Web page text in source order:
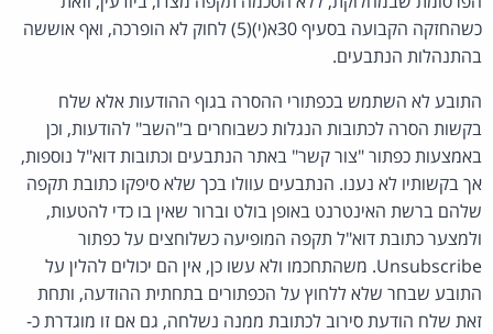
כשהחזקה הקבועה בסעיף 30א(י)(5) לחוק לא הופרכה, ואף אוששה
בהתנהלות הנתבעים.
התובע לא השתמש בכפתורי ההסרה בגוף ההודעות אלא שלח
בקשות הסרה לכתובות הנגלות כשבוחרים ב"השב" להודעות, וכן
באמצעות כפתור "צור קשר" באתר הנתבעים וכתובות דוא"ל נוספות,
אך בקשותיו לא נענו. הנתבעים עוולו בכך שלא סיפקו כתובת תקפה
שלהם ברשת האינטרנט באופן בולט וברור שאין בו כדי להטעות,
ולמצער כתובת דוא"ל תקפה המופיעה כשלוחצים על כפתור
Unsubscribe. משהתחכמו ולא עשו כן, אין הם יכולים להלין על
התובע שבחר שלא ללחוץ על הכפתורים בתחתית ההודעה, ותחת
זאת שלח הודעת סירוב לכתובת ממנה נשלחה, גם אם זו מוגדרת כ-